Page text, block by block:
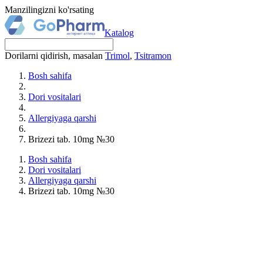
Manzilingizni ko'rsating
Katalog
Dorilarni qidirish, masalan Trimol, Tsitramon
Bosh sahifa
Dori vositalari
Allergiyaga qarshi
Brizezi tab. 10mg №30
Bosh sahifa
Dori vositalari
Allergiyaga qarshi
Brizezi tab. 10mg №30